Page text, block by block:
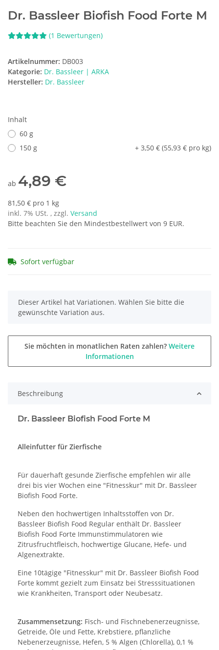
Dr. Bassleer Biofish Food Forte M
(1 Bewertungen)
Artikelnummer: DB003
Kategorie: Dr. Bassleer | ARKA
Hersteller: Dr. Bassleer
Inhalt
60 g
150 g
+ 3,50 € (55,93 € pro kg)
ab 4,89 €
81,50 € pro 1 kg
inkl. 7% USt. , zzgl. Versand
Bitte beachten Sie den Mindestbestellwert von 9 EUR.
Sofort verfügbar
x
Dieser Artikel hat Variationen. Wählen Sie bitte die
gewünschte Variation aus.
Sie möchten in monatlichen Raten zahlen? Weitere
Informationen
Beschreibung
Dr. Bassleer Biofish Food Forte M
Alleinfutter für Zierfische
Für dauerhaft gesunde Zierfische empfehlen wir alle
drei bis vier Wochen eine "Fitnesskur" mit Dr. Bassleer
Biofish Food Forte.
Neben den hochwertigen Inhaltsstoffen von Dr.
Bassleer Biofish Food Regular enthält Dr. Bassleer
Biofish Food Forte Immunstimmulatoren wie
Zitrusfruchtfleisch, hochwertige Glucane, Hefe- und
Algenextrakte.
Eine 10tägige "Fitnesskur" mit Dr. Bassleer Biofish Food
Forte kommt gezielt zum Einsatz bei Stresssituationen
wie Krankheiten, Transport oder Neubesatz.
Zusammensetzung: Fisch- und Fischnebenerzeugnisse,
Getreide, Öle und Fette, Krebstiere, pflanzliche
Nebenerzeugnisse, Hefen, 5 % Algen (Chlorella), 0,1 %